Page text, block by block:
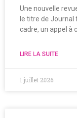
Une nouvelle
le titre de Journal
cadre, un appel à
LIRE LA SUITE
1 juillet 2026